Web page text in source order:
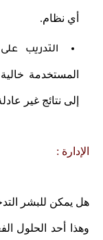
أي نظام.
التدريب
المستخدمة
إلى نتائج غير
الإدارة :
هل يمكن للبشر
وهذا أحد الحلول